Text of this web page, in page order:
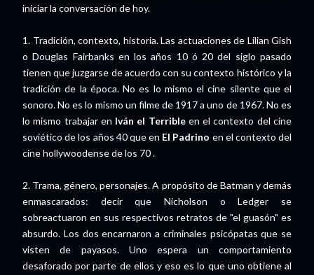
iniciar la conversación de hoy.
1. Tradición, contexto, historia. Las actuaciones de Lilian Gish
o Douglas Fairbanks en los años 10 ó 20 del siglo pasado
tienen que juzgarse de acuerdo con su contexto histórico y la
tradición de la época. No es lo mismo el cine silente que el
sonoro. No es lo mismo un filme de 1917 a uno de 1967. No es
lo mismo trabajar en Iván el Terribleen el contexto del cine
soviético de los años 40 que en El Padrino en el contexto del
cine hollywoodense de los 70.
2. Trama, género, personajes. A propósito de Batman y demás
enmascarados: decir que Nicholson o Ledger se
sobreactuaron en sus respectivos retratos de "el guasón" es
absurdo. Los dos encarnaron a criminales psicópatas que se
visten de payasos. Uno espera un comportamiento
desaforado por parte de ellos y eso es lo que uno obtiene al